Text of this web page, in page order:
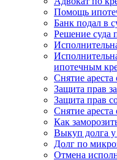
Помощь
Банк подал в
Решение суда
ипотечным
Снятие
Защита прав
Защита прав
Снятие
Как
Выкуп долга у
Долг по
Отмена